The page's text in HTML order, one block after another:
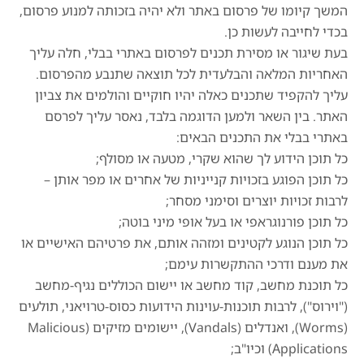
המשך קיומו של פרסום באתר ולא יהיה בזכותה למנוע פרסום,
בכדי לחייבה לעשות כן.
בעת שיגור או מסירת תכנים לפרסום באתרי בבלי, חלה עליך
האחריות המלאה והבלעדית לכל תוצאה שתנבע מהפרסום.
עליך להקפיד שתכנים כאלה יהיו חוקיים והולמים את צביון
האתר. בין השאר ולמען הדוגמה בלבד, נאסר עליך לפרסם
באתרי בבלי את התכנים הבאים:
כל תוכן הידוע לך שהוא שקרי, מטעה או מסולף;
כל תוכן הפוגע בזכויות קנייניות של אחרים או מפר אותן –
לרבות זכויות יוצרים וסימני מסחר;
כל תוכן פורנוגראפי או בעל אופי מיני בוטה;
כל תוכן הנוגע לקטינים ומזהה אותם, את פרטיהם האישיים או
את מענם ודרכי ההתקשרות עימם;
כל תוכנת מחשב, קוד מחשב או יישום הכוללים נגיף-מחשב
("וירוס"), לרבות תוכנות-עוינות הידועות כסוס-טרויאני, תולעים
(Worms), ואנדלים (Vandals), יישומים מזיקים (Malicious
Applications) וכיו"ב;